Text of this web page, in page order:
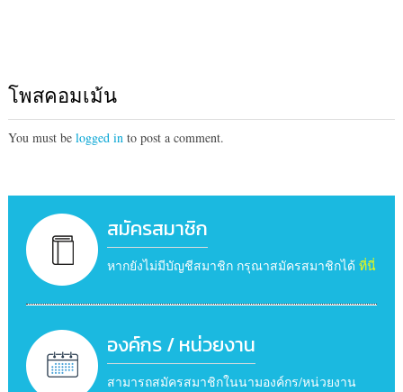
โพสคอมเม้น
You must be logged into post a comment.
สมัครสมาชิก
หากยังไม่มีบัญชีสมาชิก กรุณาสมัครสมาชิกได้ ที่นี่
องค์กร / หน่วยงาน
สามารถสมัครสมาชิกในนามองค์กร/หน่วยงาน